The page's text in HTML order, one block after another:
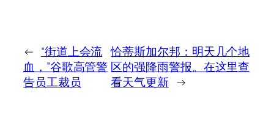
← “街道上会流
血，”谷歌高管警
告员工裁员
恰蒂斯加尔邦：明天几个地
区的强降雨警报。在这里查
看天气更新 →